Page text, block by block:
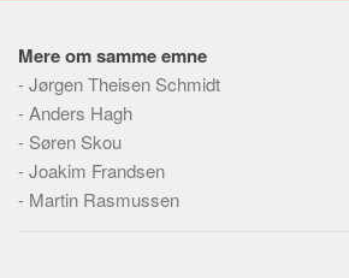
Mere om samme emne
-Jørgen Theisen Schmidt
-Anders Hagh
- Søren Skou
-Joakim Frandsen
- Martin Rasmussen